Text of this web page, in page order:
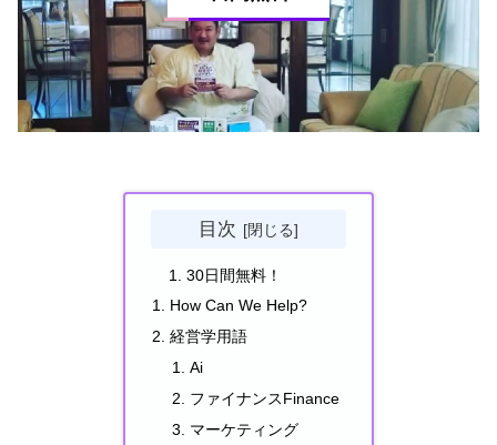
目次
30日間無料！
How Can We Help?
経営学用語
Ai
ファイナンスFinance
マーケティング